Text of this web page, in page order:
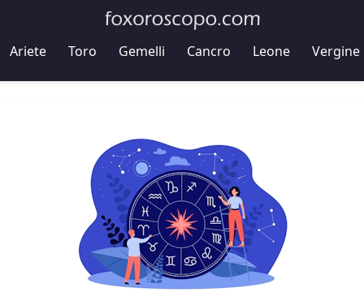
Ariete Toro Gemelli Cancro Leone Vergine